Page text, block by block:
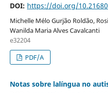
DOI: https://doi.org/
Michelle Mélo Gurjão Roldão,
Wanilda Maria Alves Cavalcanti
e32204
PDF/A
Notas sobre lalíngua no